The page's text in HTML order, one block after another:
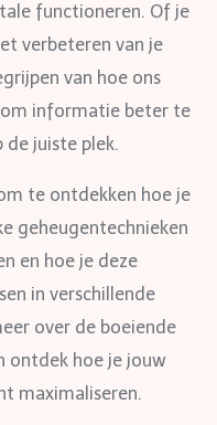
functioneren. Of je
verbeteren van je
van hoe ons
informatie beter te
de juiste plek.
te ontdekken hoe je
geheugentechnieken
en hoe je deze
in verschillende
over de boeiende
ontdek hoe je jouw
maximaliseren.